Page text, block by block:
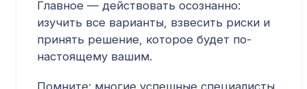
Главное — действовать осознанно:
изучить все варианты, взвесить риски и
принять решение, которое будет по-
настоящему вашим.
Помните: многие успешные специалисты